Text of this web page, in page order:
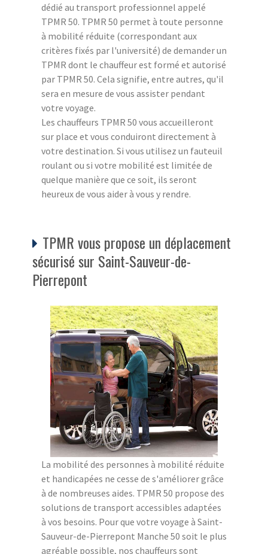
dédié au transport professionnel appelé
TPMR 50. TPMR 50 permet à toute personne
à mobilité réduite (correspondant aux
critères fixés par l'université) de demander un
TPMR dont le chauffeur est formé et autorisé
par TPMR 50. Cela signifie, entre autres, qu'il
sera en mesure de vous assister pendant
votre voyage.
Les chauffeurs TPMR 50 vous accueilleront
sur place et vous conduiront directement à
votre destination. Si vous utilisez un fauteuil
roulant ou si votre mobilité est limitée de
quelque manière que ce soit, ils seront
heureux de vous aider à vous y rendre.
TPMR vous propose un déplacement
sécurisé sur Saint-Sauveur-de-
Pierrepont
La mobilité des personnes à mobilité réduite
et handicapées ne cesse de s'améliorer grâce
à de nombreuses aides. TPMR 50 propose des
solutions de transport accessibles adaptées
à vos besoins. Pour que votre voyage à Saint-
Sauveur-de-Pierrepont Manche 50 soit le plus
agréable possible, nos chauffeurs sont